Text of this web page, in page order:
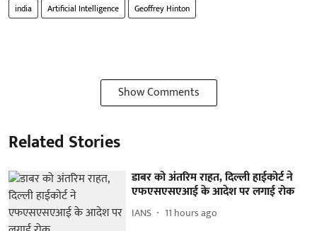
india Artificial Intelligence Geoffrey Hinton
Show Comments
Related Stories
डाबर को अंतरिम राहत, दिल्ली हाईकोर्ट ने
एफएसएसएआई के आदेश पर लगाई रोक
IANS 11 hours ago